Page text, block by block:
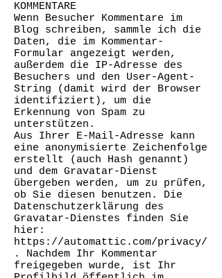
KOMMENTARE
Wenn Besucher Kommentare im
Blog schreiben, sammle ich die
Daten, die im Kommentar-
Formular angezeigt werden,
außerdem die IP-Adresse des
Besuchers und den User-Agent-
String (damit wird der Browser
identifiziert), um die
Erkennung von Spam zu
unterstützen.
Aus Ihrer E-Mail-Adresse kann
eine anonymisierte Zeichenfolge
erstellt (auch Hash genannt)
und dem Gravatar-Dienst
übergeben werden, um zu prüfen,
ob Sie diesen benutzen. Die
Datenschutzerklärung des
Gravatar-Dienstes finden Sie
hier:
https://automattic.com/privacy/
.
Nachdem Ihr Kommentar
freigegeben wurde, ist Ihr